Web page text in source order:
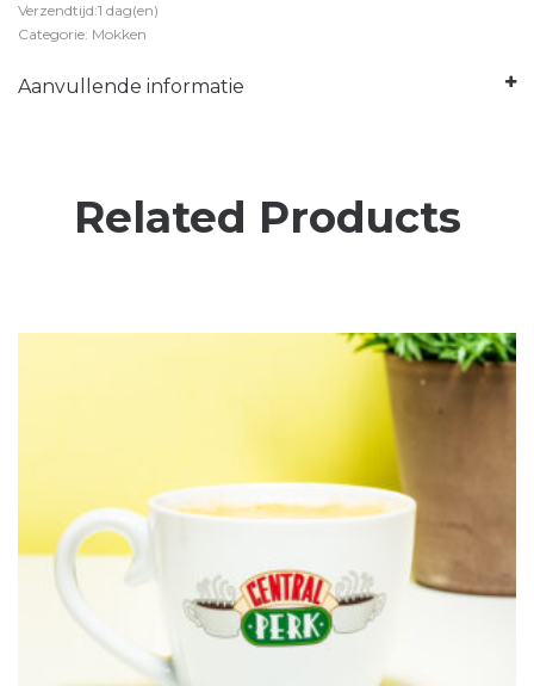
Verzendtijd:1 dag(en)
Categorie: Mokken
Aanvullende informatie
Related Products